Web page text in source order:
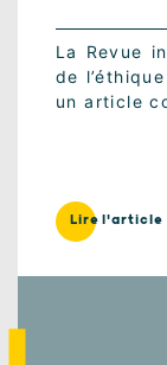
La Revue
de
un article
Lire l'article